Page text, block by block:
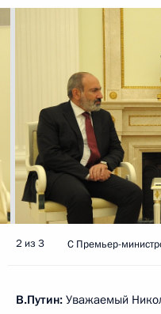
2 из 3 С Премьер-
В.Путин: Уважаемый